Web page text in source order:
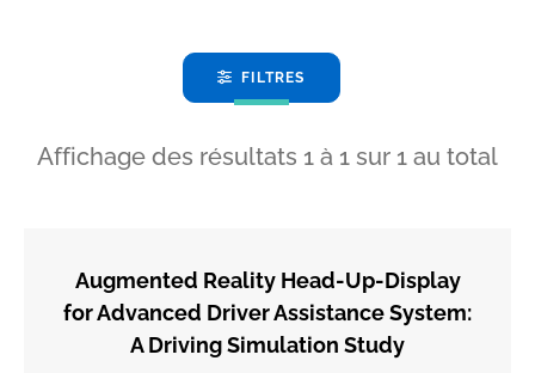
FILTRES
Affichage des résultats 1 à 1 sur 1 au total
Augmented Reality Head-Up-Display
for Advanced Driver Assistance System:
A Driving Simulation Study